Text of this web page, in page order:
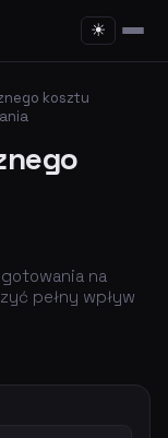
☀
kosztu
na
pełny wpływ